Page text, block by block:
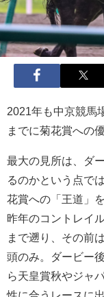
2021年も中京競馬
までに菊花賞への
最大の見所は、ダ
るのかという点で
花賞への「王道」
昨年のコントレイ
まで遡り、その前
頭のみ。ダービー
ら天皇賞秋やジャ
性に合うレースに